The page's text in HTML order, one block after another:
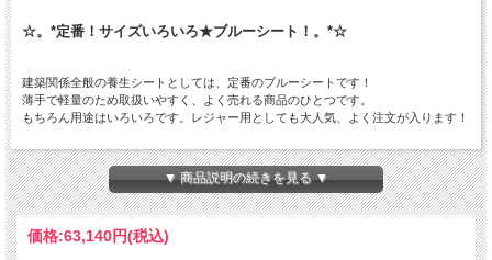
☆。*定番！サイズいろいろ★ブルーシート！。*☆
建築関係全般の養生シートとしては、定番のブルーシートです！
薄手で軽量のため取扱いやすく、よく売れる商品のひとつです。
もちろん用途はいろいろです。レジャー用としても大人気、よく注文が入ります！
●3.6ｍ×5.4m
●7.2ｍ×7.2m
●7.2ｍ×9.0m
▼ 商品説明の続きを見る ▼
価格:63,140円(税込)